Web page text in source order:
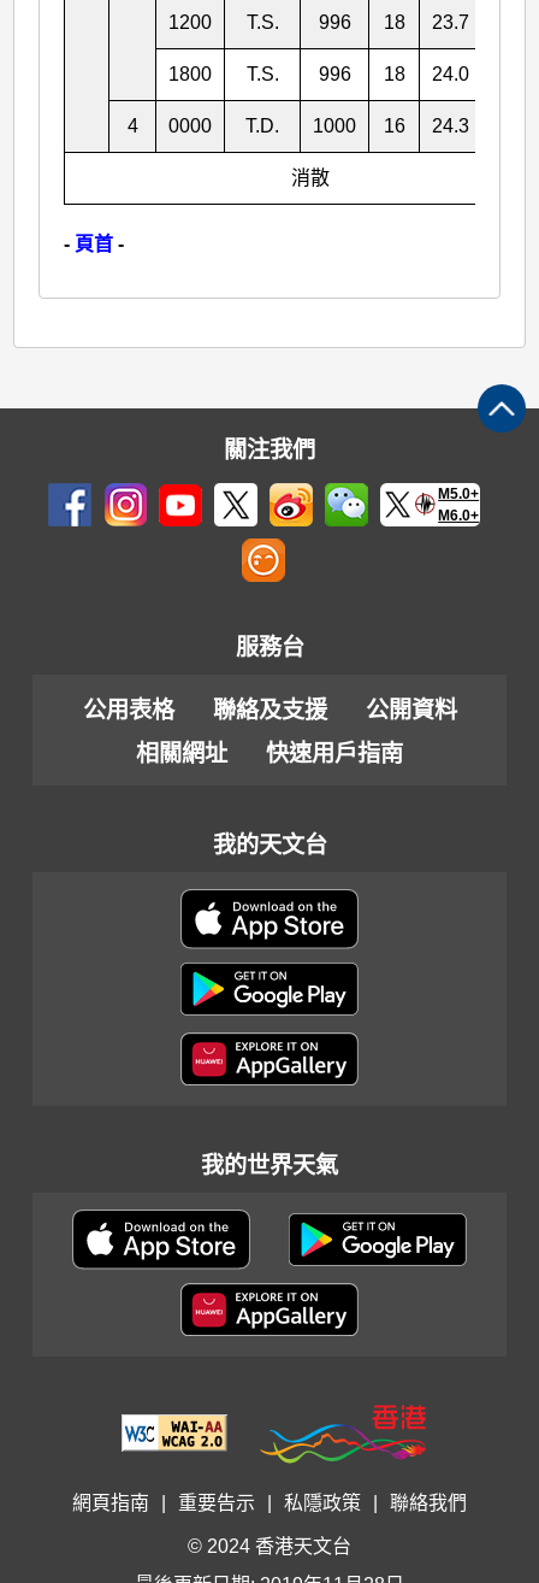
1200 T.S. 996 18 23.7
1800 T.S. 996 18 24.0
4 0000 T.D. 1000 16 24.3
消散
- 頁首 -
關注我們
M5.0+
M6.0+
服務台
公用表格 聯絡及支援
公開資料
相關網址
快速用戶指南
我的天文台
我的世界天氣
網頁指南 重要告示 私隱政策 聯絡我們
© 2024 香港天文台